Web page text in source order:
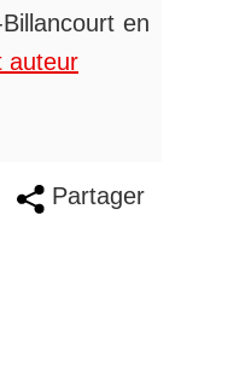
en
auteur
Partager